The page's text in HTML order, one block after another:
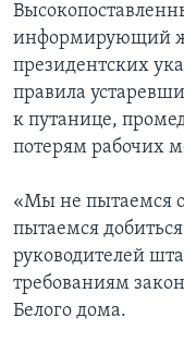
информирующий
президентских
правила
к путанице,
потерям рабочих
«Мы не пытаемся
пытаемся
руководителей
требованиям
Белого дома.